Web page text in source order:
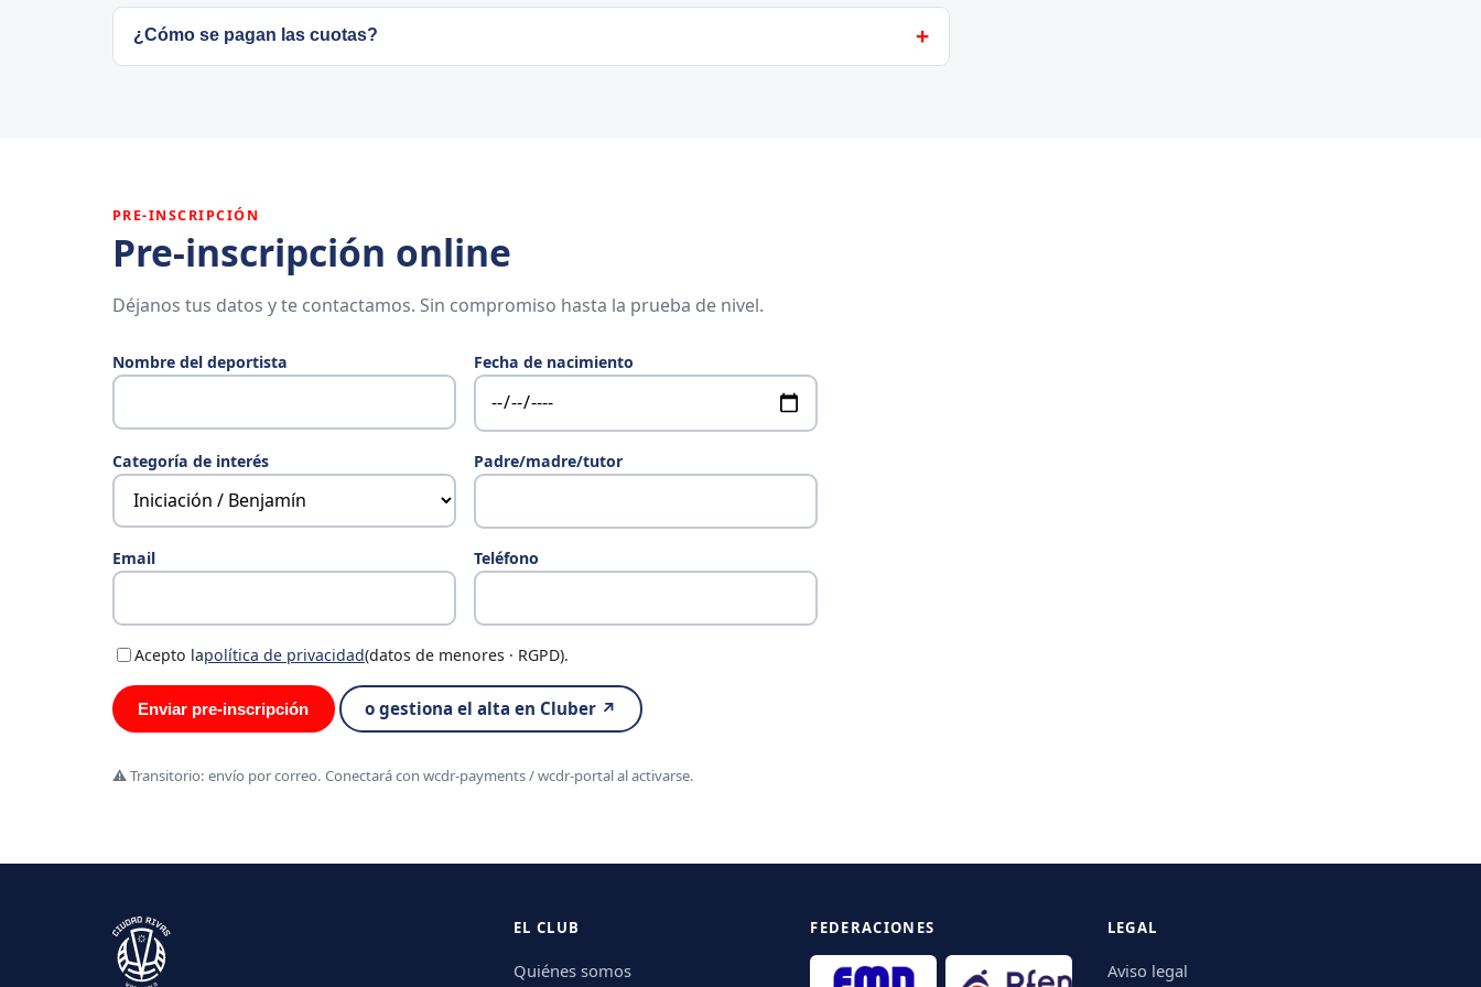
No hay una fecha fija: se hace en un día de entrenamiento con sus compañeros. Rellena la pre-
¿Cómo se pagan las cuotas?
PRE-INSCRIPCIÓN
Pre-inscripción online
Déjanos tus datos y te contactamos. Sin compromiso hasta la prueba de nivel.
Nombre del deportista Fecha de nacimiento
Categoría de interés Padre/madre/tutor
Email Teléfono
Acepto lapolítica de privacidad(datos de menores · RGPD).
Enviar pre-inscripción o gestiona el alta en Cluber ↗
⚠️ Transitorio: envío por correo. Conectará con wcdr-payments / wcdr-portal al activarse.
EL CLUB
Quiénes somos
FEDERACIONES LEGAL
Aviso legal